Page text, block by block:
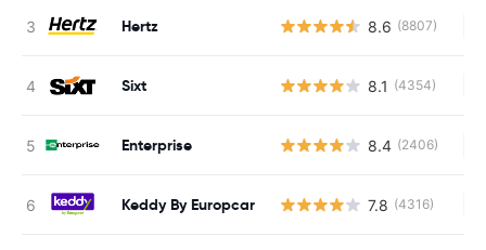
Hertz 8.6 (8807)
Sixt 8.1 (4354)
Enterprise 8.4 (2406)
Keddy By Europcar 7.8 (4316)